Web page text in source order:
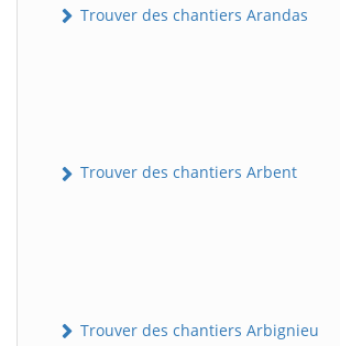
Trouver des chantiers Arandas
Trouver des chantiers Arbent
Trouver des chantiers Arbignieu